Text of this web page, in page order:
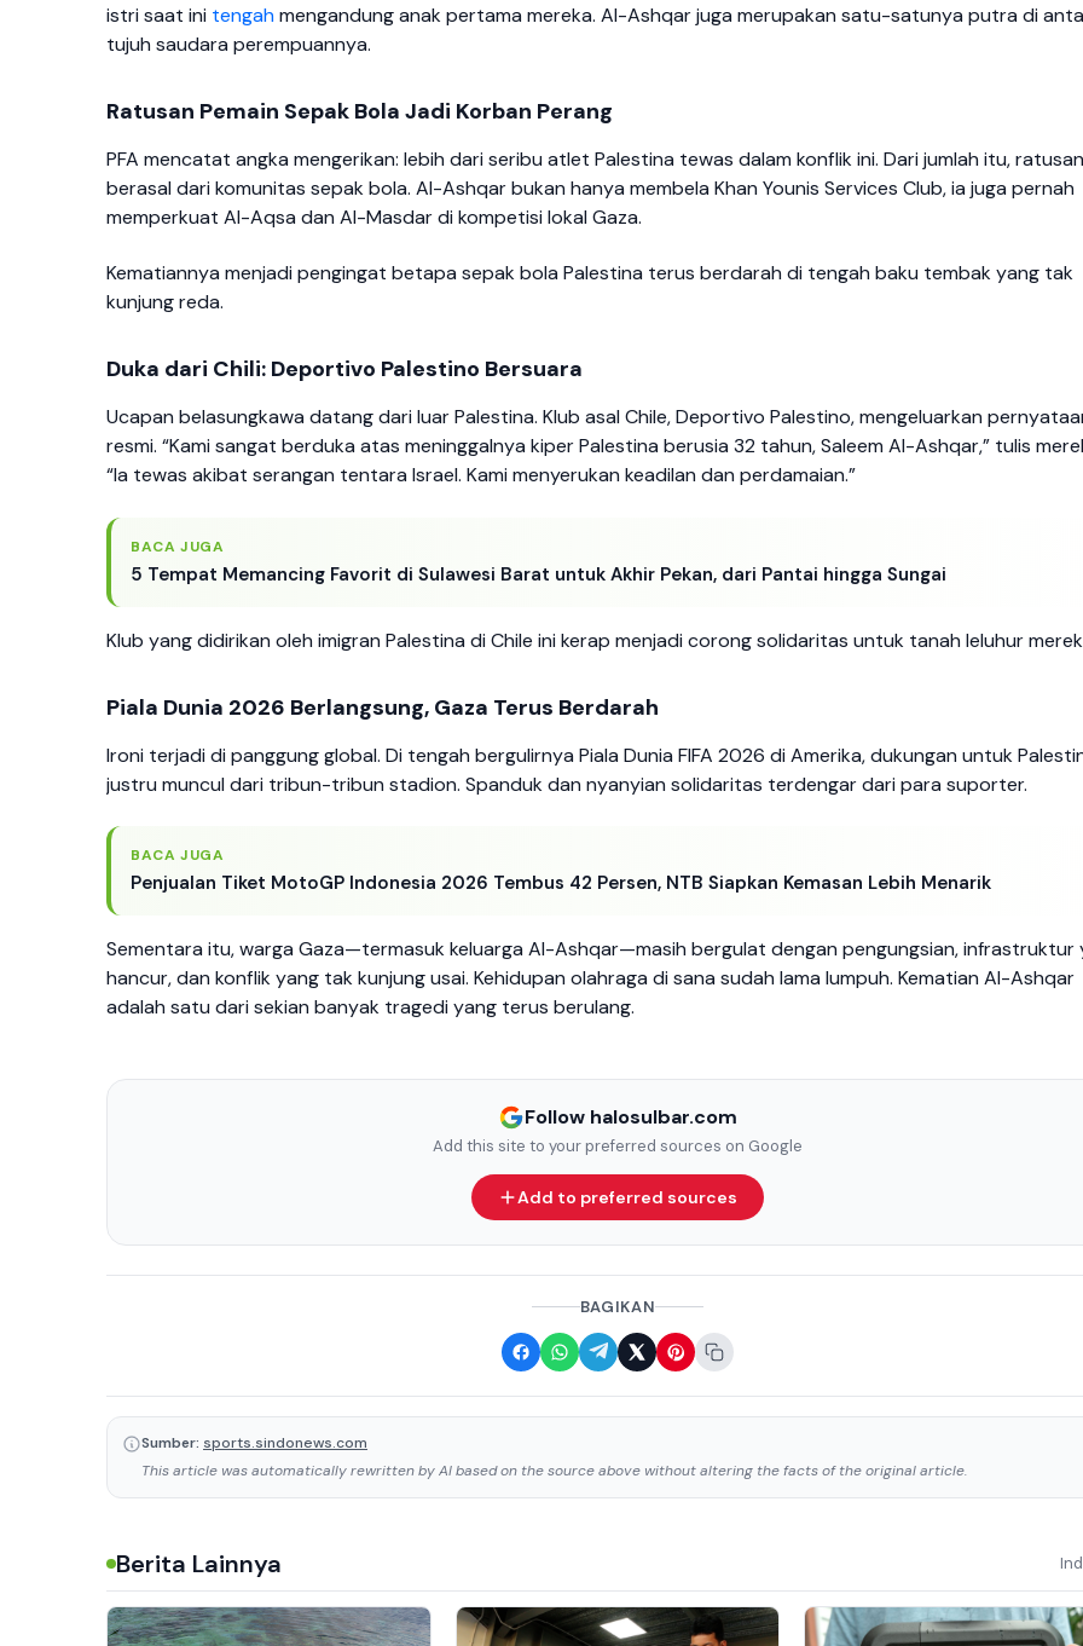
istri saat ini tengahmengandung anak pertama mereka. Al-Ashqar juga merupakan satu-satunya putra di
tujuh saudara perempuannya.
Ratusan Pemain Sepak Bola Jadi Korban Perang
PFA mencatat angka mengerikan: lebih dari seribu atlet Palestina tewas dalam konflik ini. Dari jumlah itu, ratusan
berasal dari komunitas sepak bola. Al-Ashqar bukan hanya membela Khan Younis Services Club, ia juga pernah
memperkuat Al-Aqsa dan Al-Masdar di kompetisi lokal Gaza.
Kematiannya menjadi pengingat betapa sepak bola Palestina terus berdarah di tengah baku tembak yang tak
kunjung reda.
Duka dari Chili: Deportivo Palestino Bersuara
Ucapan belasungkawa datang dari luar Palestina. Klub asal Chile, Deportivo Palestino, mengeluarkan
resmi. “Kami sangat berduka atas meninggalnya kiper Palestina berusia 32 tahun, Saleem Al-Ashqar,” tulis
“Ia tewas akibat serangan tentara Israel. Kami menyerukan keadilan dan perdamaian.”
BACA JUGA
5 Tempat Memancing Favorit di Sulawesi Barat untuk Akhir Pekan, dari Pantai hingga Sungai
Klub yang didirikan oleh imigran Palestina di Chile ini kerap menjadi corong solidaritas untuk tanah leluhur
Piala Dunia 2026 Berlangsung, Gaza Terus Berdarah
Ironi terjadi di panggung global. Di tengah bergulirnya Piala Dunia FIFA 2026 di Amerika, dukungan untuk
justru muncul dari tribun-tribun stadion. Spanduk dan nyanyian solidaritas terdengar dari para suporter.
BACA JUGA
Penjualan Tiket MotoGP Indonesia 2026 Tembus 42 Persen, NTB Siapkan Kemasan Lebih Menarik
Sementara itu, warga Gaza—termasuk keluarga Al-Ashqar—masih bergulat dengan pengungsian, infrastruktur
hancur, dan konflik yang tak kunjung usai. Kehidupan olahraga di sana sudah lama lumpuh. Kematian Al-Ashqar
adalah satu dari sekian banyak tragedi yang terus berulang.
Follow halosulbar.com
Add this site to your preferred sources on Google
Add to preferred sources
BAGIKAN
Sumber: sports.sindonews.com
This article was automatically rewritten by AI based on the source above without altering the facts of the original article.
Berita Lainnya